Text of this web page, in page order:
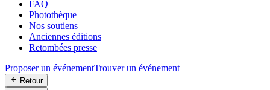
FAQ
Photothèque
Nos soutiens
Anciennes éditions
Retombées presse
Proposer un événementTrouver un événement
Retour